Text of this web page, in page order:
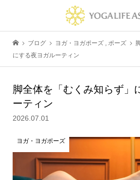
ブログ ヨガ・ヨガポーズ , ポーズ
にする夜ヨガルーティン
脚全体を「むくみ知らず」
ーティン
2026.07.01
ヨガ・ヨガポーズ